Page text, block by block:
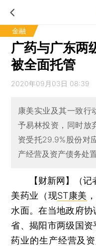
金融
广药与广东两
被全面托管
2020年09月03日 08:39
康美实业及其一致行
予易林投资，同时放
资受托29.9%股份对
产经营及资产债务处
【财新网】（记
美药业（现ST康美 ，
水面。在当地政府协
省、揭阳市两级国
药业的生产经营及